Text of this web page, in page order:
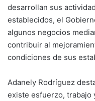
desarrollan sus
establecidos, el
algunos negocios
contribuir al
condiciones de sus
Adanely Rodríguez
existe esfuerzo, trabajo